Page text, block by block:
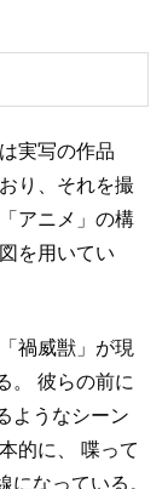
実写の作品
り、それを撮
アニメ」の構
を用いてい
「禍威獣」が現
。
彼らの前に
ようなシーン
的に、
喋って
なっている。